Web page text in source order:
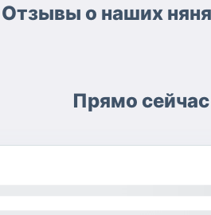
Отзывы о наших
Прямо